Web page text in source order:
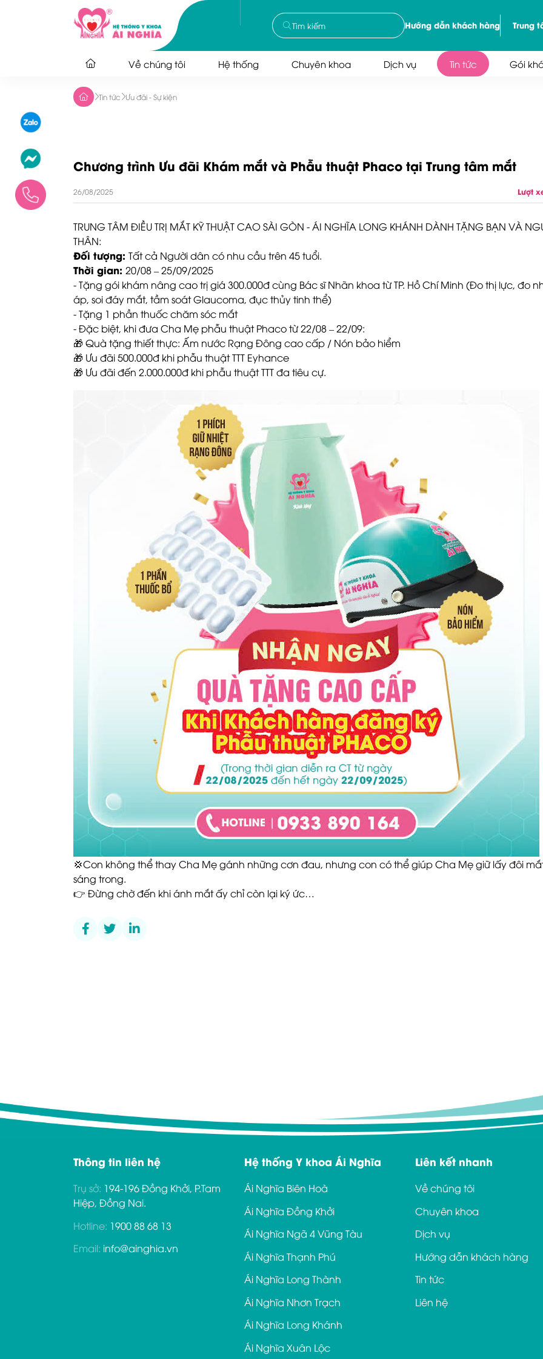
Hướng dẫn khách hàng Trung
Về chúng tôi Hệ thống Chuyên khoa Dịch vụ Tin tức Gói
Tin tức Ưu đãi - Sự kiện
Chương trình Ưu đãi Khám mắt và Phẫu thuật Phaco tại Trung tâm mắt
26/08/2025 Lượt
TRUNG TÂM ĐIỀU TRỊ MẮT KỸ THUẬT CAO SÀI GÒN - ÁI NGHĨA LONG KHÁNH DÀNH TẶNG BẠN VÀ
THÂN:
Đối tượng: Tất cả Người dân có nhu cầu trên 45 tuổi.
Thời gian: 20/08 – 25/09/2025
- Tặng gói khám nâng cao trị giá 300.000đ cùng Bác sĩ Nhãn khoa từ TP. Hồ Chí Minh (Đo thị lực, đo
áp, soi đáy mắt, tầm soát Glaucoma, đục thủy tinh thể)
- Tặng 1 phần thuốc chăm sóc mắt
- Đặc biệt, khi đưa Cha Mẹ phẫu thuật Phaco từ 22/08 – 22/09:
🎁 Quà tặng thiết thực: Ấm nước Rạng Đông cao cấp / Nón bảo hiểm
🎁 Ưu đãi 500.000đ khi phẫu thuật TTT Eyhance
🎁 Ưu đãi đến 2.000.000đ khi phẫu thuật TTT đa tiêu cự.
💢Con không thể thay Cha Mẹ gánh những cơn đau, nhưng con có thể giúp Cha Mẹ giữ lấy đôi
sáng trong.
👉 Đừng chờ đến khi ánh mắt ấy chỉ còn lại ký ức…
Thông tin liên hệ
Trụ sở: 194-196 Đồng Khởi, P.Tam
Hiệp, Đồng Nai.
Hotline: 1900 88 68 13
Email: info@ainghia.vn
Hệ thống Y khoa Ái Nghĩa
Ái Nghĩa Biên Hoà
Ái Nghĩa Đồng Khởi
Ái Nghĩa Ngã 4 Vũng Tàu
Ái Nghĩa Thạnh Phú
Ái Nghĩa Long Thành
Ái Nghĩa Nhơn Trạch
Ái Nghĩa Long Khánh
Ái Nghĩa Xuân Lộc
Liên kết nhanh
Về chúng tôi
Chuyên khoa
Dịch vụ
Hướng dẫn khách hàng
Tin tức
Liên hệ